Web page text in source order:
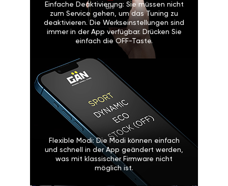
Einfache Deaktivierung: Sie müssen nicht
zum Service gehen, um das Tuning zu
deaktivieren. Die Werkseinstellungen sind
immer in der App verfügbar. Drücken Sie
einfach die OFF-Taste.
Flexible Modi: Die Modi können einfach
und schnell in der App geändert werden,
was mit klassischer Firmware nicht
möglich ist.